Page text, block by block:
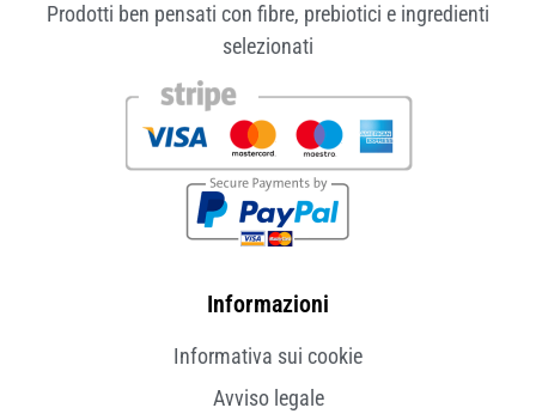
Prodotti ben pensati con fibre, prebiotici e ingredienti
selezionati
Informazioni
Informativa sui cookie
Avviso legale